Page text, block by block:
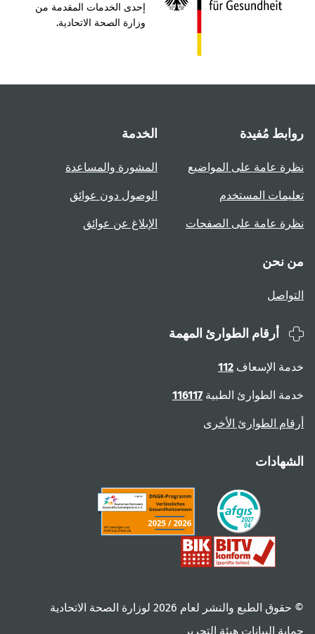
إحدى الخدمات المقدمة من
وزارة الصحة الاتحادية.
روابط مُفيدة
نظرة عامة على المواضيع
تعليمات المستخدم
نظرة عامة على الصفحات
الخدمة
المشورة والمساعدة
الوصول دون عوائق
الإبلاغ عن عوائق
من نحن
التواصل
أرقام الطوارئ المهمة
خدمة الإسعاف 112
خدمة الطوارئ الطبية116117
أرقام الطوارئ الأخرى
الشهادات
© حقوق الطبع والنشر لعام ‎2026 لوزارة الصحة الاتحادية
حماية البيانات هيئة التحرير